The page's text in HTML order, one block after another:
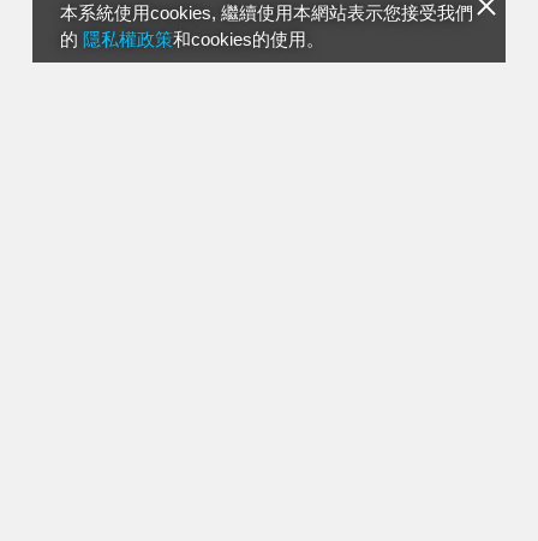
本系統使用cookies, 繼續使用本網站表示您接受我們
的 隱私權政策和cookies的使用。